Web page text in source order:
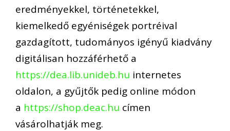
eredményekkel, történetekkel,
kiemelkedő egyéniségek portréival
gazdagított, tudományos igényű kiadvány
digitálisan hozzáférhető a
https://dea.lib.unideb.hu internetes
oldalon, a gyűjtők pedig online módon
a https://shop.deac.hu címen
vásárolhatják meg.